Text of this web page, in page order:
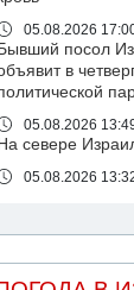
05.08.2026
Бывший посол
в
05.08.2026
На севере
05.08.2026